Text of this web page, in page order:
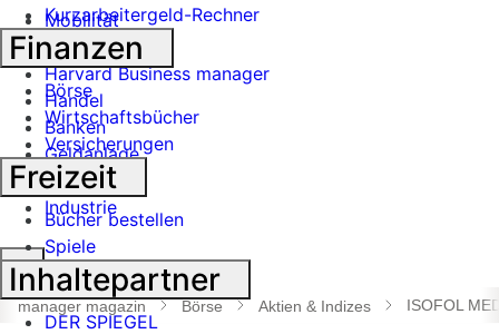
Mobilität
Tech
Harvard Business manager
Handel
Banken
Geldanlage
Börse
Industrie
Suche
öffnen
manager magazin Börse Aktien & Indizes ISOFOL
Kurzarbeitergeld-Rechner
Finanzen
Börse
Wirtschaftsbücher
Versicherungen
Freizeit
Bücher bestellen
Spiele
Inhaltepartner
DER SPIEGEL